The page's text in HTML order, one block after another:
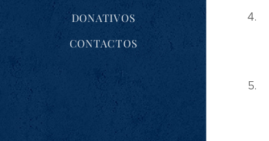
DONATIVOS
CONTACTOS